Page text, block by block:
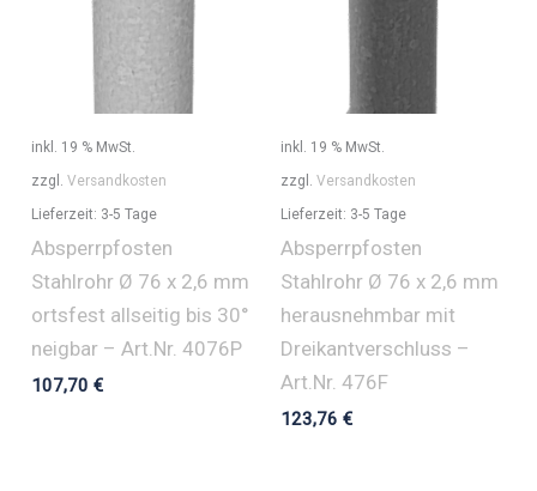
inkl. 19 % MwSt.
zzgl.Versandkosten
Lieferzeit: 3-5 Tage
Absperrpfosten
Stahlrohr Ø 76 x 2,6 mm
ortsfest allseitig bis 30°
neigbar – Art.Nr. 4076P
107,70€
inkl. 19 % MwSt.
zzgl. Versandkosten
Lieferzeit: 3-5 Tage
Absperrpfosten
Stahlrohr Ø 76 x 2,6 mm
herausnehmbar mit
Dreikantverschluss –
Art.Nr. 476F
123,76 €